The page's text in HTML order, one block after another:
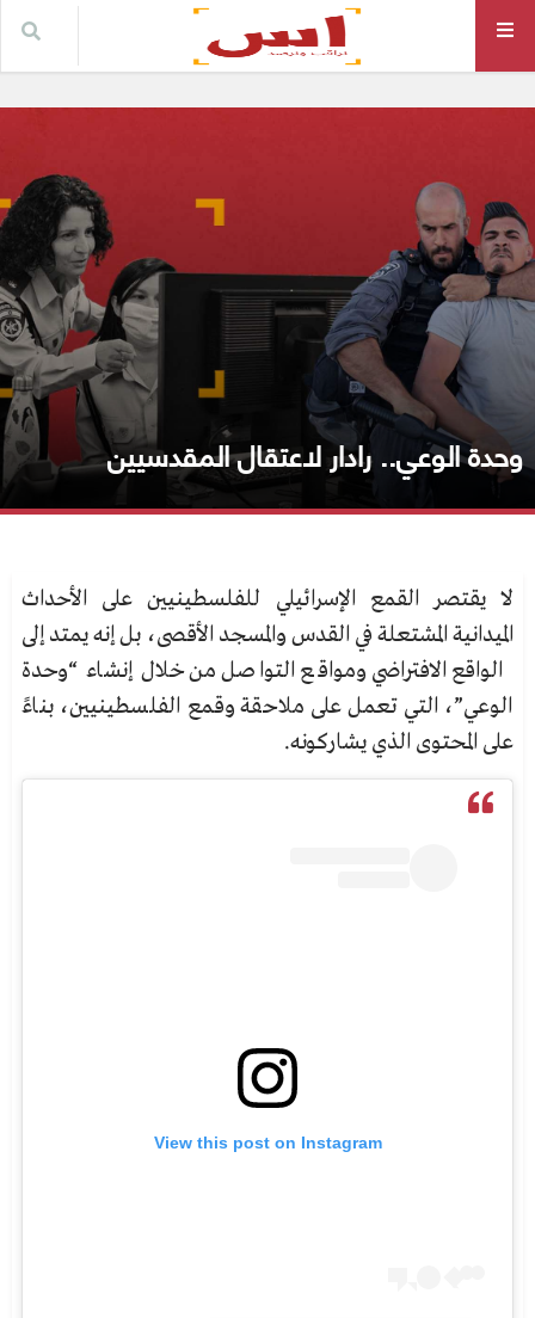
وحدة الوعي.. رادار لاعتقال المقدسيين
لا يقتصر القمع الإسرائيلي للفلسطينيين على الأحداث
الميدانية المشتعلة في القدس والمسجد الأقصى، بل إنه يمتد إلى
الواقع الافتراضي ومواقع التواصل من خلال إنشاء “وحدة
الوعي”، التي تعمل على ملاحقة وقمع الفلسطينيين، بناءً
على المحتوى الذي يشاركونه.
View this post on Instagram